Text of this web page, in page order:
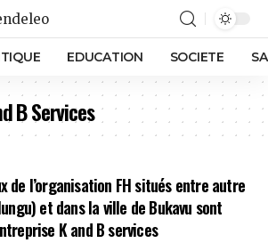
EDUCATION SOCIETE
B Services
de l’organisation FH situés entre autre
et dans la ville de Bukavu sont
K and B services